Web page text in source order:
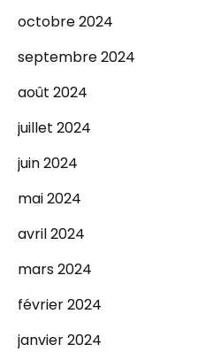
octobre 2024
septembre 2024
août 2024
juillet 2024
juin 2024
mai 2024
avril 2024
mars 2024
février 2024
janvier 2024